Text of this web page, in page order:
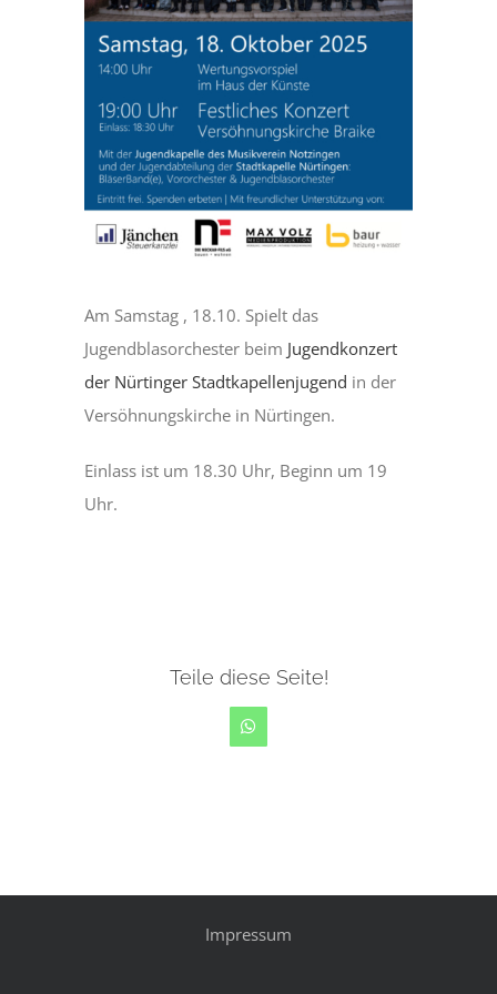
DÄTSCHERFEST
TERMINE
DER VEREIN
BILDERGALERIE
Am Samstag , 18.10. Spielt das
Jugendblasorchester beim Jugendkonzert
der Nürtinger Stadtkapellenjugend in der
Versöhnungskirche in Nürtingen.
Einlass ist um 18.30 Uhr, Beginn um 19
Uhr.
Teile diese Seite!
WhatsApp
Impressum